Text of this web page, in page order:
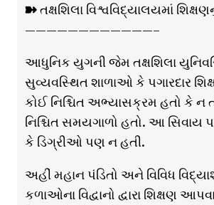
➽ તક્ષશિલા વિશ્વવિદ્યાલયમાં
————————————–
આધુનિક યુગની જેમ તક્ષશિલા
સુવ્યવસ્થિત શાળાઓ કે પગારદાર
કોઈ નિશ્ચિત અભ્યાસક્રમ હતો કે ન
નિશ્ચિત સમયગાળો હતો. આ સિવાય
કે ડિગ્રીઓ પણ ન હતી.
અહીં મહાન પંડિતો અને વિવિધ
કળાઓના વિદ્વાનો દ્વારા શિક્ષણ